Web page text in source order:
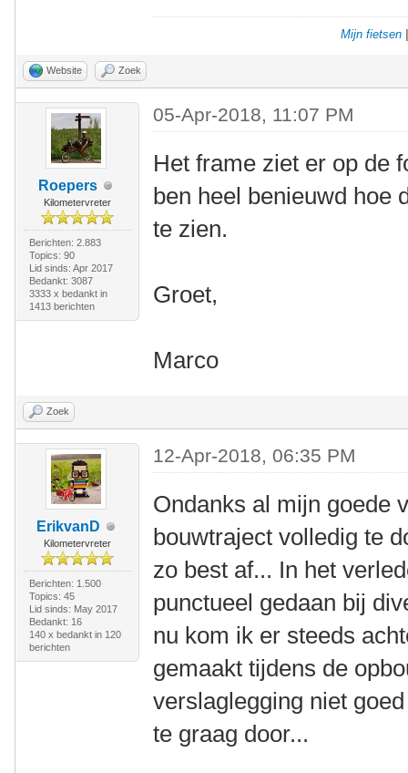
Mijn fietsen
Website Zoek
Roepers
Kilometervreter
Berichten: 2.883
Topics: 90
Lid sinds: Apr 2017
Bedankt: 3087
3333 x bedankt in
1413 berichten
05-Apr-2018, 11:07 PM
Het frame ziet er op de
ben heel benieuwd hoe
te zien.
Groet,
Marco
Zoek
ErikvanD
Kilometervreter
Berichten: 1.500
Topics: 45
Lid sinds: May 2017
Bedankt: 16
140 x bedankt in 120
berichten
12-Apr-2018, 06:35 PM
Ondanks al mijn goede
bouwtraject volledig te
zo best af... In het
punctueel gedaan bij
nu kom ik er steeds
gemaakt tijdens de
verslaglegging niet
te graag door...